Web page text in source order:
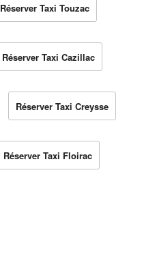
Réserver Taxi Touzac
Réserver Taxi Cazillac
Réserver Taxi Creysse
Réserver Taxi Floirac